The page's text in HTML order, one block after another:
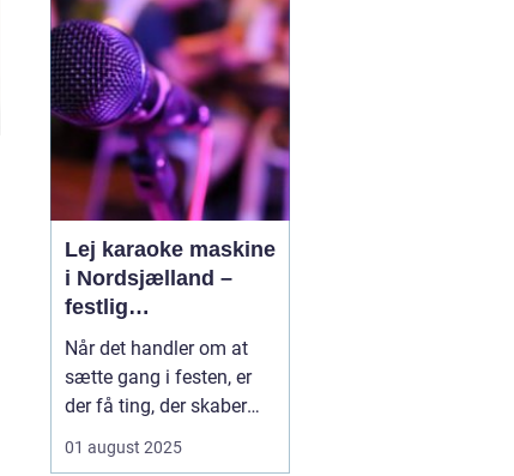
gårde og herregårde,
hvor værter ø...
Lej karaoke maskine
i Nordsjælland –
festlig
underholdning til
enhver anledning
Når det handler om at
sætte gang i festen, er
der få ting, der skaber
latter som en god
01 august 2025